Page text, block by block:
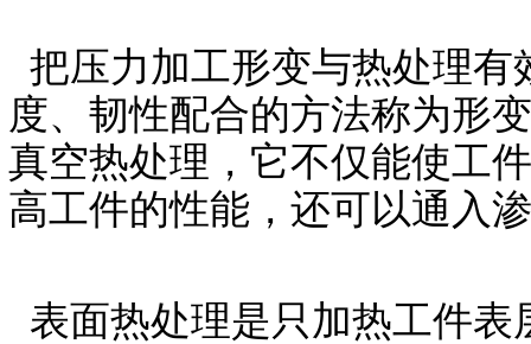
把压力加工形变与热处理
度、韧性配合的方法称为形
真空热处理，它不仅能使工
高工件的性能，还可以通入
表面热处理是只加热工件